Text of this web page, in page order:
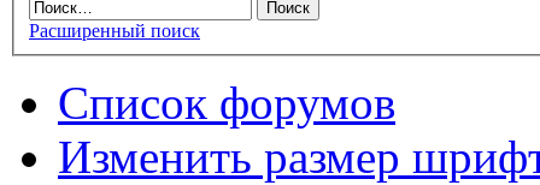
Расширенный поиск
Список форумов
Изменить размер